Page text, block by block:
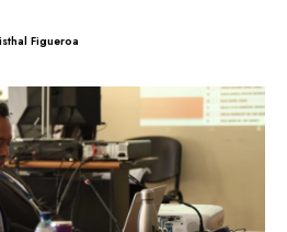
Figueroa